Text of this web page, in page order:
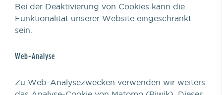
Bei der Deaktivierung von Cookies kann die
Funktionalität unserer Website eingeschränkt
sein.
Web-Analyse
Zu Web-Analysezwecken verwenden wir weiters